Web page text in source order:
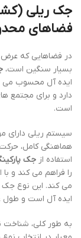
جک ریلی
فضاهای
در فضاهایی که عرض
بسیار سنگین است،
ایده آل محسوب می
دارد و برای مجتمع
است.
سیستم ریلی دارای
هماهنگی کامل،
استفاده از جک
را فراهم می کند و
می کند. این نوع جک
ایده آل است و طول
به طور کلی، شناخت